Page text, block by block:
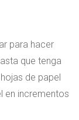
para hacer
que tenga
de papel
en incrementos